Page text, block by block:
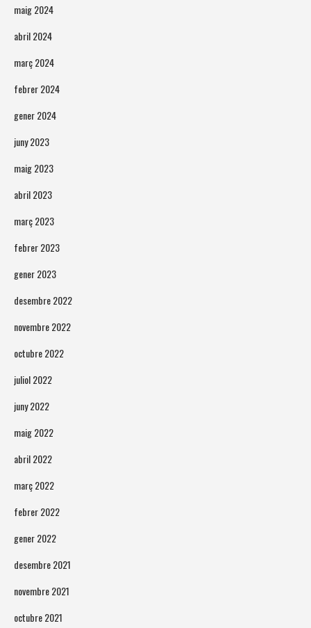
maig 2024
abril 2024
març 2024
febrer 2024
gener 2024
juny 2023
maig 2023
abril 2023
març 2023
febrer 2023
gener 2023
desembre 2022
novembre 2022
octubre 2022
juliol 2022
juny 2022
maig 2022
abril 2022
març 2022
febrer 2022
gener 2022
desembre 2021
novembre 2021
octubre 2021